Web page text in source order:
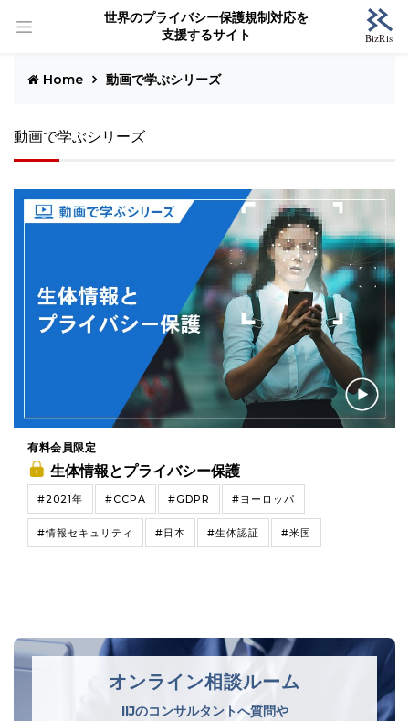
世界のプライバシー保護規制対応を
支援するサイト
Home 動画で学ぶシリーズ
動画で学ぶシリーズ
有料会員限定
生体情報とプライバシー保護
#2021年 #CCPA #GDPR #ヨーロッパ
#情報セキュリティ #日本 #生体認証 #米国
オンライン相談ルーム
IIJのコンサルタントへ質問や